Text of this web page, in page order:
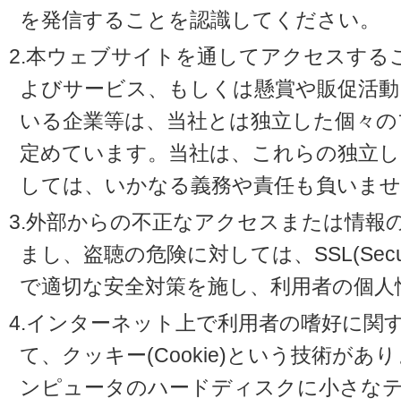
を発信することを認識してください。
2.本ウェブサイトを通してアクセスする
よびサービス、もしくは懸賞や販促活
いる企業等は、当社とは独立した個々
定めています。当社は、これらの独立
しては、いかなる義務や責任も負いま
3.外部からの不正なアクセスまたは情報
まし、盗聴の危険に対しては、
で適切な安全対策を施し、利用者の個
4.インターネット上で利用者の嗜好に関
て、クッキー(Cookie)という技術があ
ンピュータのハードディスクに小さな